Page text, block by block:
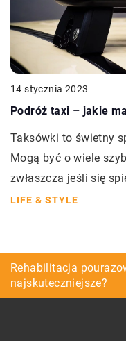
14 stycznia 2023
Podróż taxi – jakie
Taksówki to świetny
Mogą być o wiele
zwłaszcza jeśli się
LIFE & STYLE
Nakrycia głowy dla
czym najlepiej je
Rehabilitacja
najskuteczniejsze?
W jaki sposób dobrze
wilgocią?